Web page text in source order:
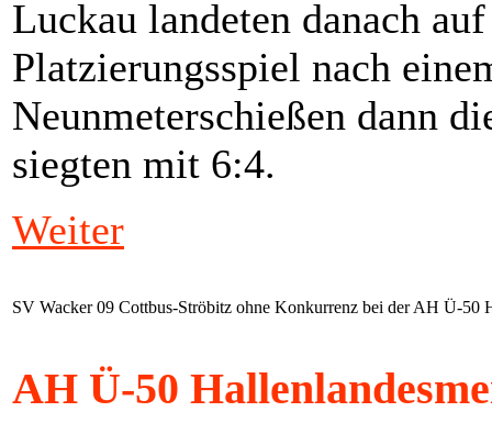
Luckau landeten danach
Platzierungsspiel nach
Neunmeterschießen dann
siegten mit 6:4.
Weiter
SV Wacker 09 Cottbus-Ströbitz ohne Konkurrenz bei der AH Ü-50
AH Ü-50